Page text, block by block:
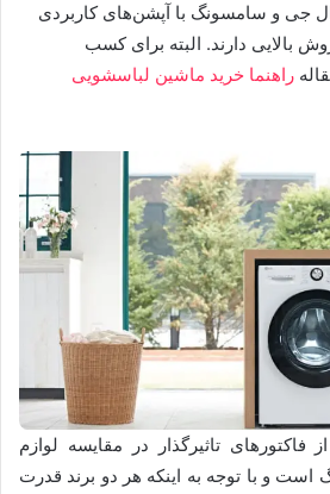
جی و سامسونگ با آپشن‌های کاربردی
بالایی دارند. البته برای کسب
راهنما خرید ماشین لباسشویی
تاثیرگذار در مقایسه لوازم
و با توجه به اینکه هر دو برند قدرت